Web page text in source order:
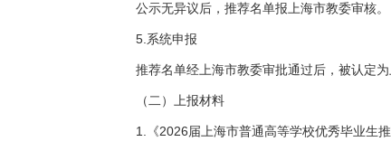
公示无异议后，推荐名单报上海市教委审核。
5.系统申报
推荐名单经上海市教委审批通过后，被认定
（二）上报材料
1.《2026届上海市普通高等学校优秀毕业生